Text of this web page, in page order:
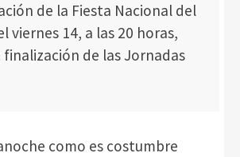
de la Fiesta Nacional del
viernes 14, a las 20 horas,
finalización de las Jornadas
como es costumbre